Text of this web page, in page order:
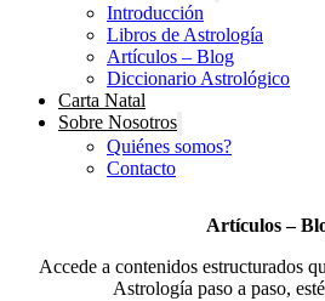
Introducción
Libros de Astrología
Artículos – Blog
Diccionario Astrológico
Carta Natal
Sobre Nosotros
Quiénes somos?
Contacto
Artículos –
Accede a contenidos estructurados
Astrología paso a paso,